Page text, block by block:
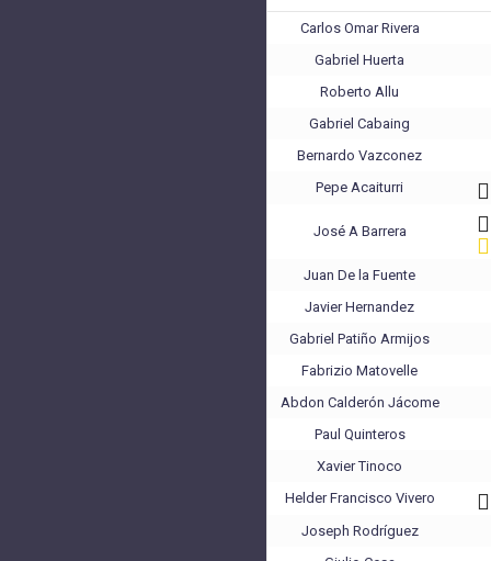
Carlos Omar Rivera
Gabriel Huerta
Roberto Allu
Gabriel Cabaing
Bernardo Vazconez
Pepe Acaiturri
José A Barrera
Juan De la Fuente
Javier Hernandez
Gabriel Patiño Armijos
Fabrizio Matovelle
Abdon Calderón Jácome
Paul Quinteros
Xavier Tinoco
Helder Francisco Vivero
Joseph Rodríguez